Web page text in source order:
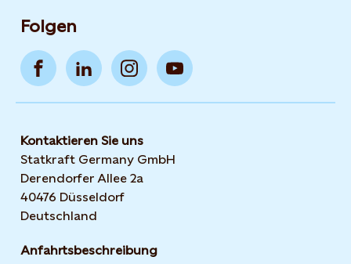
Folgen
Kontaktieren Sie uns
Statkraft Germany GmbH
Derendorfer Allee 2a
40476 Düsseldorf
Deutschland
Anfahrtsbeschreibung